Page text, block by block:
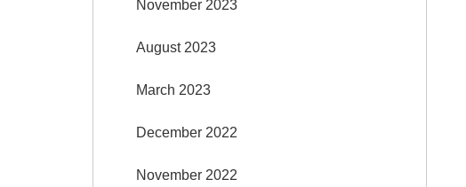
November 2023
August 2023
March 2023
December 2022
November 2022